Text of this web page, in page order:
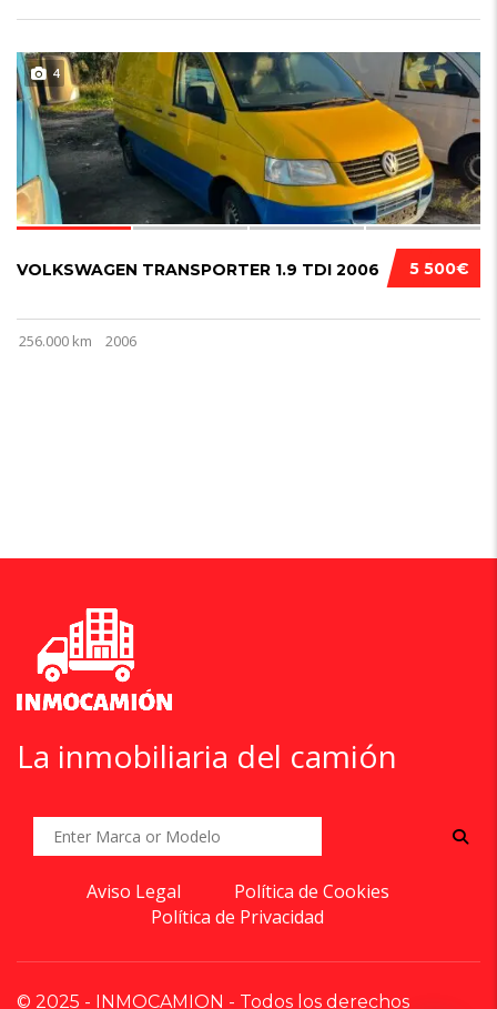
4
5 500€
VOLKSWAGEN TRANSPORTER 1.9 TDI 2006
256.000 km 2006
La inmobiliaria del camión
Aviso Legal
Política de Cookies
Política de Privacidad
© 2025 - INMOCAMION - Todos los derechos